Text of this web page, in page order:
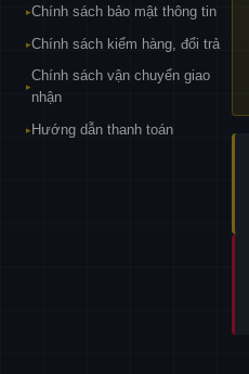
▸Chính sách bảo mật thông tin
▸Chính sách kiểm hàng, đổi trả
▸
Chính sách vận chuyển giao
nhận
▸ Hướng dẫn thanh toán